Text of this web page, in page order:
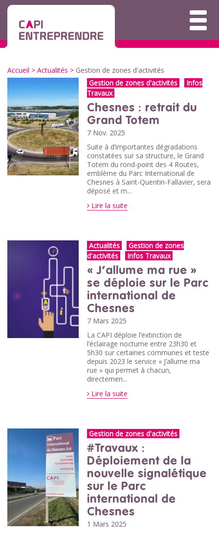
Accueil > Actualités > Gestion de zones d'activités
Gestion de zones d'activités
Infos
Travaux
Chesnes : retrait du
Grand Totem
7 Nov. 2025
Suite à d’importantes dégradations
constatées sur sa structure, le Grand
Totem du rond-point des 4 Routes,
emblème du Parc International de
Chesnes à Saint-Quentin-Fallavier, sera
déposé et m...
Lire la suite
Actualités
Gestion de zones
d'activités
Infos Travaux
« J’allume ma rue »
se déploie sur le Parc
international de
Chesnes
7 Mars 2025
La CAPI déploie l’extinction de
l’éclairage nocturne entre 23h30 et
5h30 sur certaines communes et teste
depuis 2023 le service « J’allume ma
rue » qui permet à chacun,
directemen...
Lire la suite
Gestion de zones d'activités
#Travaux :
Déploiement de la
nouvelle signalétique
sur le Parc
international de
Chesnes
1 Mars 2025